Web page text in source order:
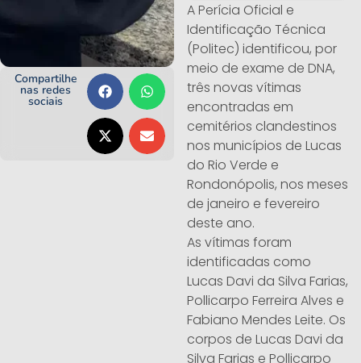
Compartilhe
nas redes
sociais
A Perícia Oficial e
Identificação Técnica
(Politec) identificou, por
meio de exame de DNA,
três novas vítimas
encontradas em
cemitérios clandestinos
nos municípios de Lucas
do Rio Verde e
Rondonópolis, nos meses
de janeiro e fevereiro
deste ano.
As vítimas foram
identificadas como
Lucas Davi da Silva Farias,
Pollicarpo Ferreira Alves e
Fabiano Mendes Leite. Os
corpos de Lucas Davi da
Silva Farias e Pollicarpo